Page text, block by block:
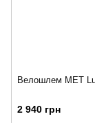
Велошлем MET
2 940 грн